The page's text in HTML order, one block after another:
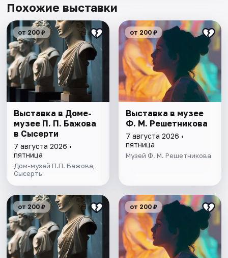
Похожие выставки
от 200 ₽
Выставка в Доме-
музее П. П. Бажова
в Сысерти
7 августа 2026 •
пятница
Дом-музей П.П. Бажова,
Сысерть
от 200 ₽
Выставка в музее
Ф. М. Решетникова
7 августа 2026 •
пятница
Музей Ф. М. Решетникова
от 200 ₽ от 200 ₽